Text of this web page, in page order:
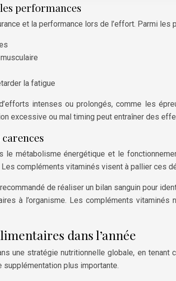
performances
et la performance lors de l’effort. Parmi les
la fatigue
intenses ou prolongés, comme les
excessive ou mal timing peut entraîner des
métabolisme énergétique et le
compléments vitaminés visent à pallier ces
de réaliser un bilan sanguin pour
à l’organisme. Les compléments
dans l’année
une stratégie nutritionnelle globale, en
plus importante.